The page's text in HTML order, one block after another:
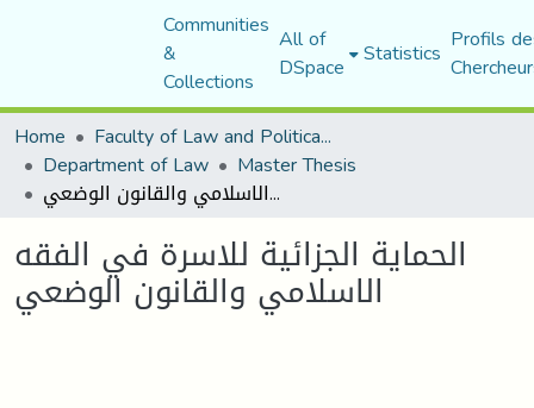
Communities
&
Collections
All of
DSpace Statistics Profils
Home
Faculty of Law and Political Science
Department of Law Master Thesis
الحماية الجزائية للاسرة في الفقه الاسلامي والقانون الوضعي
الحماية الجزائية للاسرة في الفقه
الاسلامي والقانون الوضعي